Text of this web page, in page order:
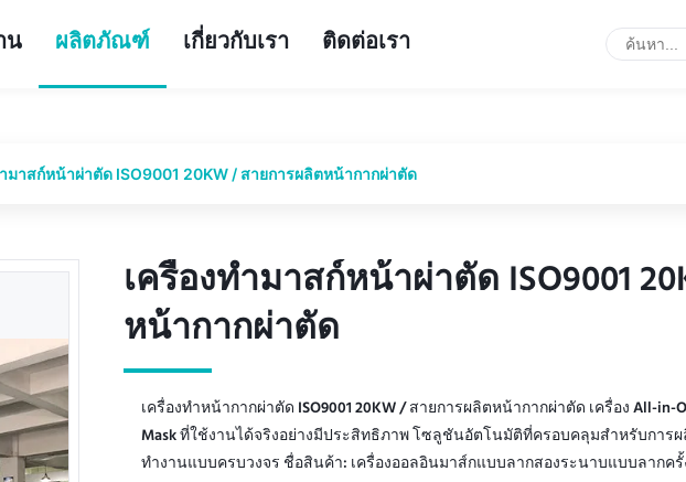
น ผลิตภัณฑ์ เกี่ยวกับเรา ติดต่อเรา
มาสก์หน้าผ่าตัด ISO9001 20KW / สายการผลิตหน้ากากผ่าตัด
เครื่องทำมาสก์หน้าผ่าตัด ISO9001
หน้ากากผ่าตัด
เครื่องทำมาสก์หน้าผ่าตัด ISO9001
หน้ากากผ่าตัด
เครื่องทำหน้ากากผ่าตัด ISO9001 20KW / สายการผลิตหน้ากากผ่าตัด เครื่อง All-in-
Mask ที่ใช้งานได้จริงอย่างมีประสิทธิภาพ โซลูชันอัตโนมัติที่ครอบคลุมสำหรับกา
ทำงานแบบครบวงจร ชื่อสินค้า: เครื่องออลอินมาส์กแบบลากสองระนาบแบบลากครั้